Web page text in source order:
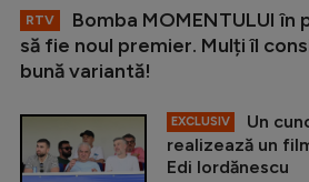
RTV
Bomba MOMENTULUI în
să fie noul premier. Mulți îl
bună variantă!
EXCLUSIV
Un
realizează un
Edi Iordănescu